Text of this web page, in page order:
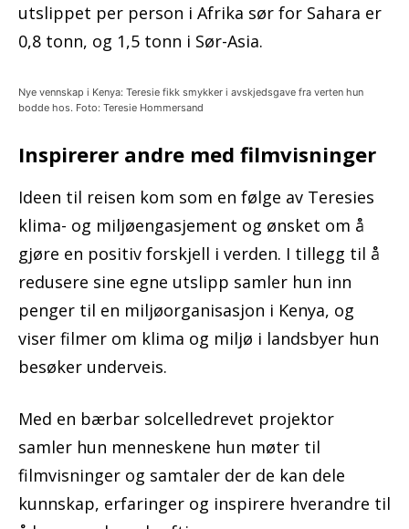
utslippet per person i Afrika sør for Sahara er
0,8 tonn, og 1,5 tonn i Sør-Asia.
Nye vennskap i Kenya: Teresie fikk smykker i avskjedsgave fra verten hun
bodde hos. Foto: Teresie Hommersand
Inspirerer andre med filmvisninger
Ideen til reisen kom som en følge av Teresies
klima- og miljøengasjement og ønsket om å
gjøre en positiv forskjell i verden. I tillegg til å
redusere sine egne utslipp samler hun inn
penger til en miljøorganisasjon i Kenya, og
viser filmer om klima og miljø i landsbyer hun
besøker underveis.
Med en bærbar solcelledrevet projektor
samler hun menneskene hun møter til
filmvisninger og samtaler der de kan dele
kunnskap, erfaringer og inspirere hverandre til